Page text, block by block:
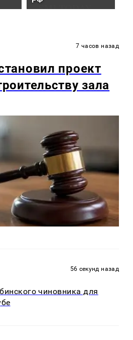
7 часов назад
проект
зала
56 секунд назад
чиновника для